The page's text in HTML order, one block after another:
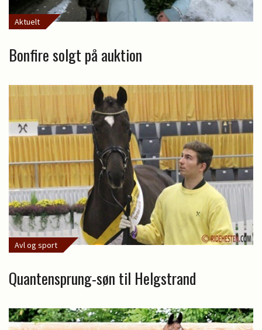
Aktuelt
Bonfire solgt på auktion
Avl og sport
Quantensprung-søn til Helgstrand